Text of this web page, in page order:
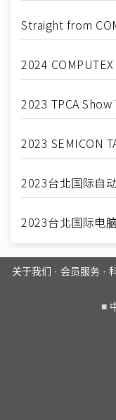
Straight from
2024
2023 TPCA
2023 SEMICON
2023台北国际自
2023台北国际电
关于我们 · 会员服务·
■